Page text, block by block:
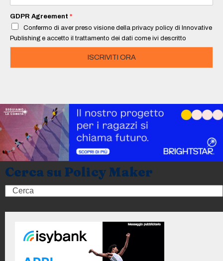
a
i
*
GDPR Agreement *
Confermo di aver preso visione della privacy policy di Innovative
Publishing e accetto il trattamento dei dati come ivi descritto
ISCRIVITI ORA
Cerca su Policy Maker
Search